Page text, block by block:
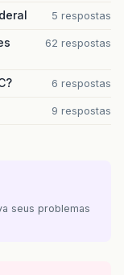
5 respostas
62 respostas
6 respostas
9 respostas
seus problemas